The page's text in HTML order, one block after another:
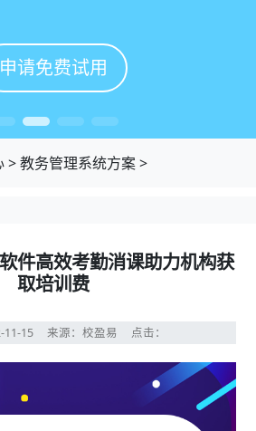
申请免费试用
申请免费试用
申请免费试用
申请免费试用
>教务管理系统方案>
件高效考勤消课助力机构获
取培训费
11-15 来源：校盈易 点击：